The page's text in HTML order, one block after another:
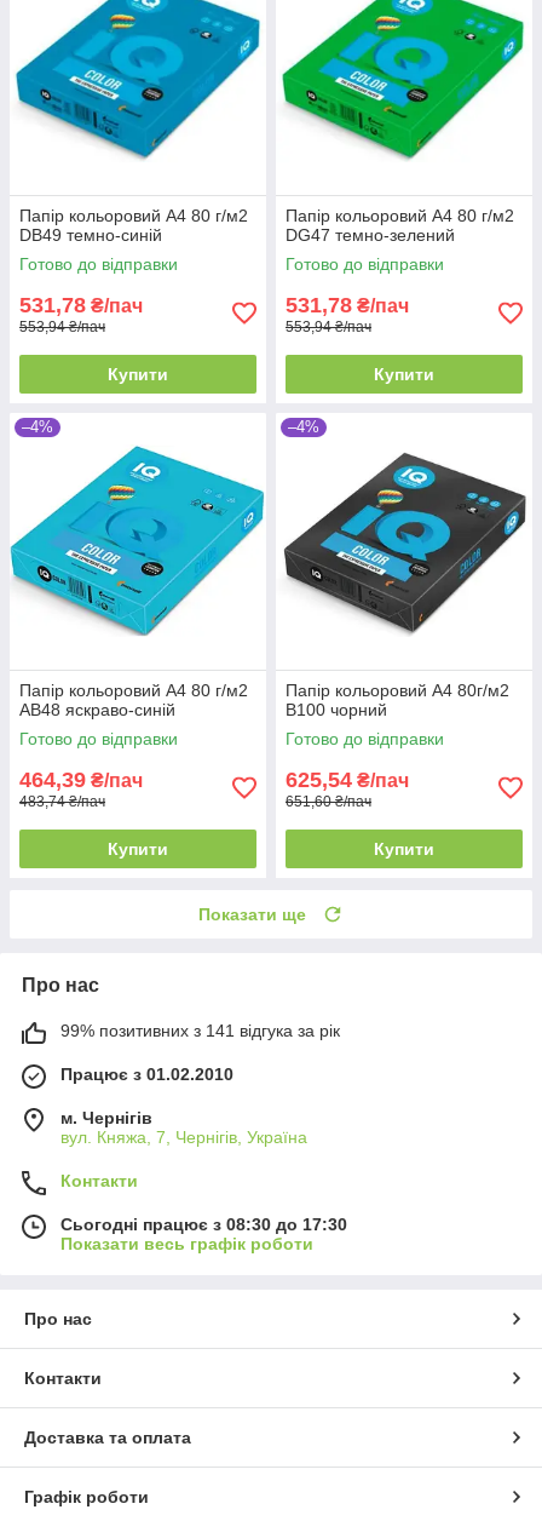
Папір кольоровий А4 80 г/м2
DB49 темно-синій
Готово до відправки
531,78 ₴/пач
553,94 ₴/пач
Купити
Папір кольоровий А4 80 г/м2
DG47 темно-зелений
Готово до відправки
531,78 ₴/пач
553,94 ₴/пач
Купити
–4%
Папір кольоровий А4 80 г/м2
AB48 яскраво-синій
Готово до відправки
464,39 ₴/пач
483,74 ₴/пач
Купити
–4%
Папір кольоровий А4 80г/м2
B100 чорний
Готово до відправки
625,54 ₴/пач
651,60 ₴/пач
Купити
Показати ще
Про нас
99% позитивних з 141 відгука за рік
Працює з 01.02.2010
м. Чернігів
вул. Княжа, 7, Чернігів, Україна
Контакти
Сьогодні працює з 08:30 до 17:30
Показати весь графік роботи
Про нас
Контакти
Доставка та оплата
Графік роботи